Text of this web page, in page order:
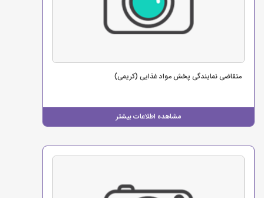
مشاهده اطلاعات بیشتر
متقاضی نمایندگی پخش مواد غذایی (کریمی)